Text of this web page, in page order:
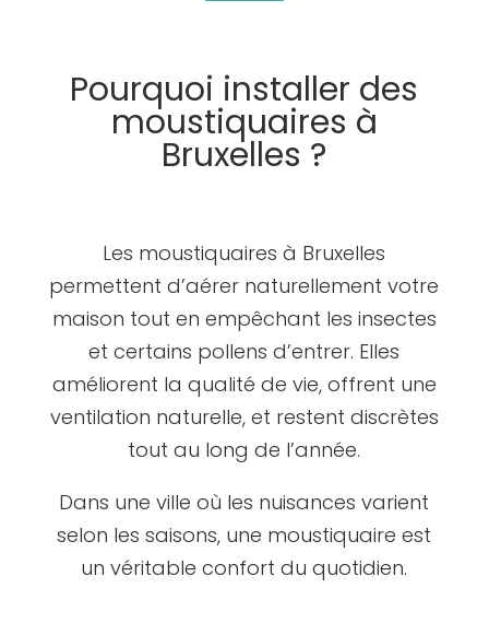
Pourquoi installer des
moustiquaires à
Bruxelles ?
Les moustiquaires à Bruxelles
permettent d’aérer naturellement votre
maison tout en empêchant les insectes
et certains pollens d’entrer. Elles
améliorent la qualité de vie, offrent une
ventilation naturelle, et restent discrètes
tout au long de l’année.
Dans une ville où les nuisances varient
selon les saisons, une moustiquaire est
un véritable confort du quotidien.